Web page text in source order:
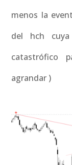
menos la
del hch cuya
catastrófico
agrandar )